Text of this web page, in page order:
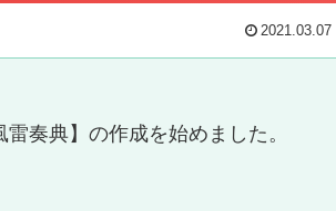
2021.03.07
奏典】の作成を始めました。